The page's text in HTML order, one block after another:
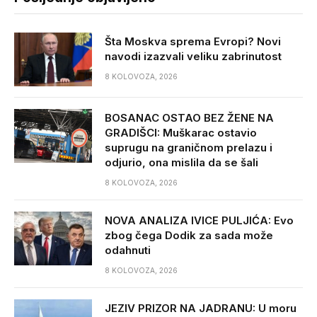
Šta Moskva sprema Evropi? Novi
navodi izazvali veliku zabrinutost
8 KOLOVOZA, 2026
BOSANAC OSTAO BEZ ŽENE NA
GRADIŠCI: Muškarac ostavio
suprugu na graničnom prelazu i
odjurio, ona mislila da se šali
8 KOLOVOZA, 2026
NOVA ANALIZA IVICE PULJIĆA: Evo
zbog čega Dodik za sada može
odahnuti
8 KOLOVOZA, 2026
JEZIV PRIZOR NA JADRANU: U moru